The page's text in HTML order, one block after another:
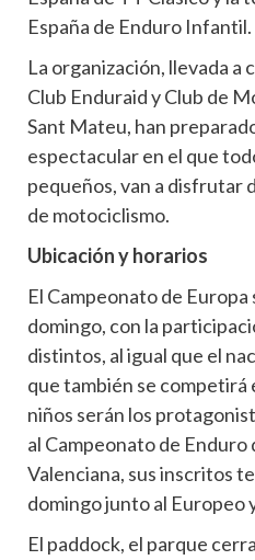
España de Enduro Infantil.
La organización, llevada a
Club Enduraid y Club de
Sant Mateu, han
espectacular en el que
pequeños, van a disfrutar
de motociclismo.
Ubicación y horarios
El Campeonato de Europa
domingo, con la
distintos, al igual que el
que también se competirá
niños serán los
al Campeonato de Enduro
Valenciana, sus inscritos
domingo junto al Europeo
El paddock, el parque